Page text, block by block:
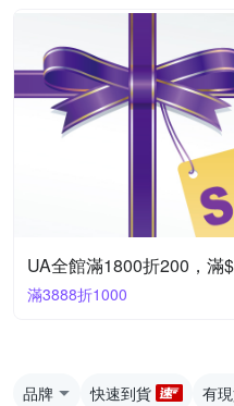
UA全館滿1800折200，滿
滿3888折1000
品牌 快速到貨 有